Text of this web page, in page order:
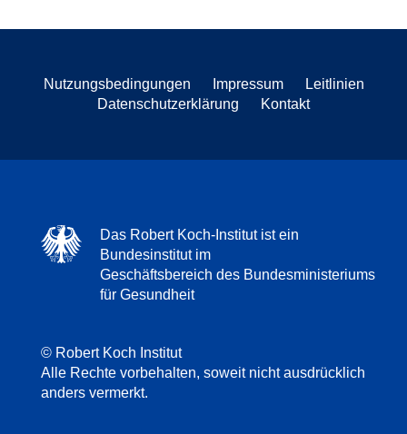
Nutzungsbedingungen Impressum
Leitlinien
Datenschutzerklärung
Kontakt
Das Robert Koch-Institut ist ein
Bundesinstitut im
Geschäftsbereich des Bundesministeriums
für Gesundheit
© Robert Koch Institut
Alle Rechte vorbehalten, soweit nicht ausdrücklich
anders vermerkt.